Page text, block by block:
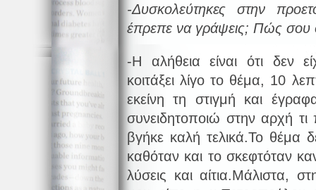
-Δυσκολεύτηκες στην
έπρεπε να γράψεις; Πώς σου
-Η αλήθεια είναι ότι δεν
κοιτάξει λίγο το θέμα, 10
εκείνη τη στιγμή και
συνειδητοποιώ στην αρχή
βγήκε καλή τελικά.Το θέμα
καθόταν και το σκεφτόταν
λύσεις και αίτια.Μάλιστα,